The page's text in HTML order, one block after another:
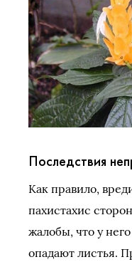
Последствия
Как правило,
пахистахис
жалобы, что у
опадают листья.